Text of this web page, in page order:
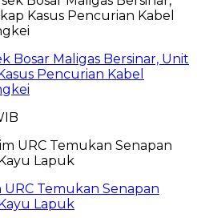
Bosar Maligas Bersinar, Unit
Pencurian Kabel
URC Temukan Senapan
Lapuk